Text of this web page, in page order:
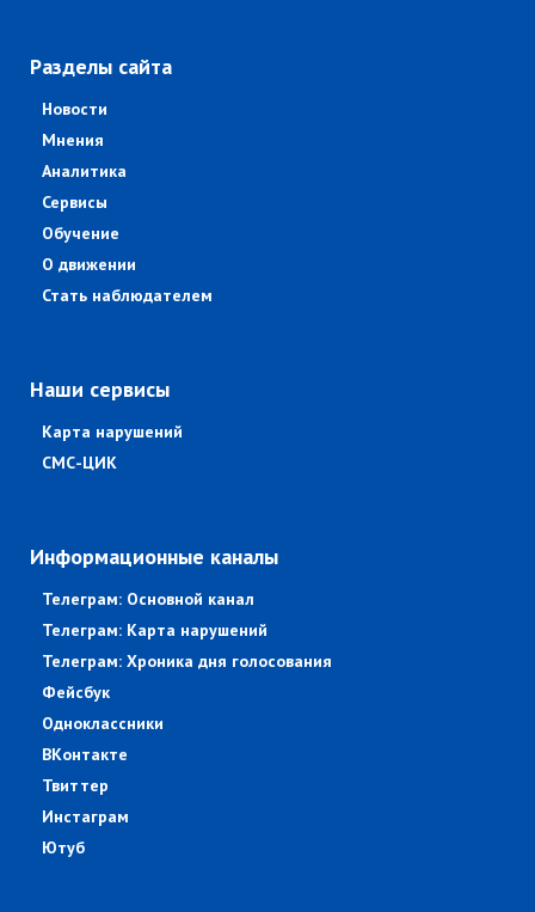
Разделы сайта
Новости
Мнения
Аналитика
Сервисы
Обучение
О движении
Стать наблюдателем
Наши сервисы
Карта нарушений
СМС-ЦИК
Информационные каналы
Телеграм: Основной канал
Телеграм: Карта нарушений
Телеграм: Хроника дня голосования
Фейсбук
Одноклассники
ВКонтакте
Твиттер
Инстаграм
Ютуб